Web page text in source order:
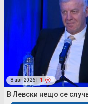
8 авг 2026 | 1
В Левски нещо се